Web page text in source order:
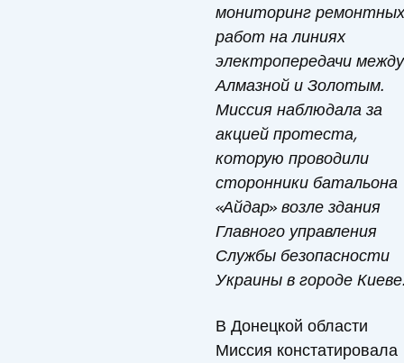
мониторинг ремонтных
работ на линиях
электропередачи между
Алмазной и Золотым.
Миссия наблюдала за
акцией протеста,
которую проводили
сторонники батальона
«Айдар» возле здания
Главного управления
Службы безопасности
Украины в городе
В Донецкой области
Миссия констатировала